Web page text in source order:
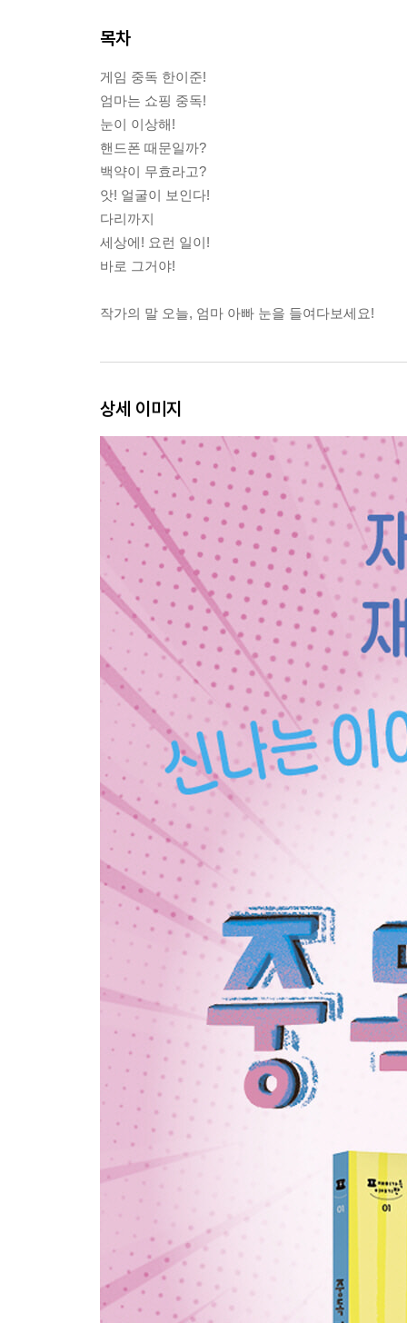
목차
게임 중독 한이준!
엄마는 쇼핑 중독!
눈이 이상해!
핸드폰 때문일까?
백약이 무효라고?
앗! 얼굴이 보인다!
다리까지
세상에! 요런 일이!
바로 그거야!
작가의 말 오늘, 엄마 아빠 눈을 들여다보세요!
상세 이미지